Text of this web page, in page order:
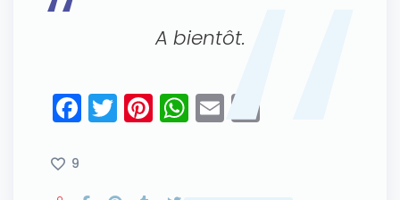
A bientôt.
Facebook
Twitter
Pinterest
WhatsApp
Email
9